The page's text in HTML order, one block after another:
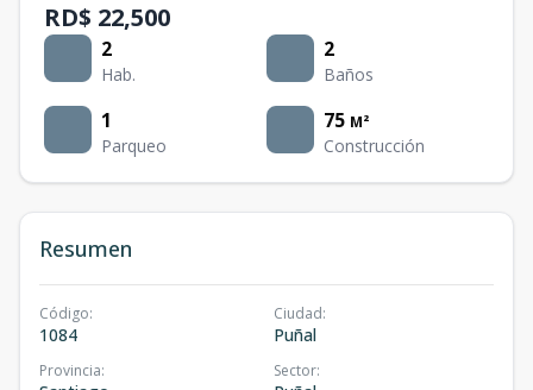
RD$ 22,500
2
Hab.
2
Baños
1
Parqueo
75 M²
Construcción
Resumen
Código:
1084
Ciudad:
Puñal
Provincia: Sector: